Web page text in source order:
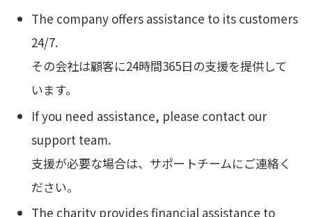
The company offers assistance to its customers
24/7.
その会社は顧客に24時間365日の支援を提供して
います。
If you need assistance, please contact our
support team.
支援が必要な場合は、サポートチームにご連絡く
ださい。
The charity provides financial assistance to